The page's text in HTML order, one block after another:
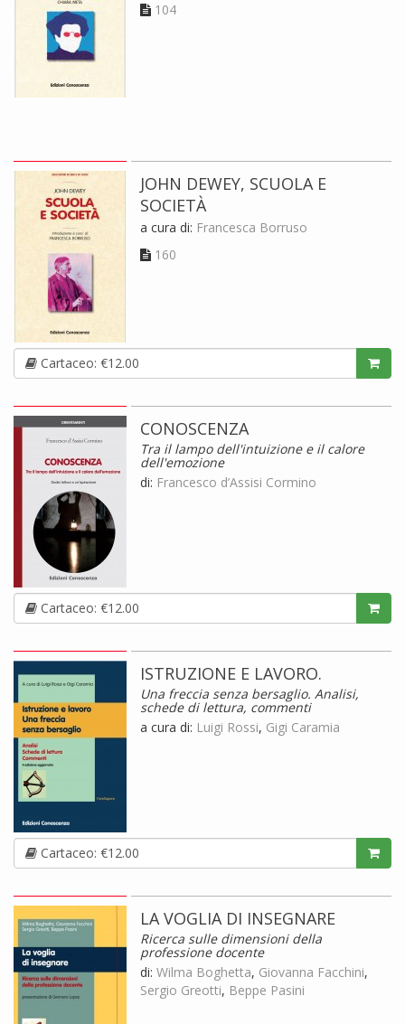
104
JOHN DEWEY, SCUOLA E
SOCIETÀ
a cura di: Francesca Borruso
160
Cartaceo: €12.00
CONOSCENZA
Tra il lampo dell'intuizione e il calore
dell'emozione
di: Francesco d’Assisi Cormino
Cartaceo: €12.00
ISTRUZIONE E LAVORO.
Una freccia senza bersaglio. Analisi,
schede di lettura, commenti
a cura di: Luigi Rossi, Gigi Caramia
Cartaceo: €12.00
LA VOGLIA DI INSEGNARE
Ricerca sulle dimensioni della
professione docente
di: Wilma Boghetta, Giovanna Facchini,
Sergio Greotti, Beppe Pasini